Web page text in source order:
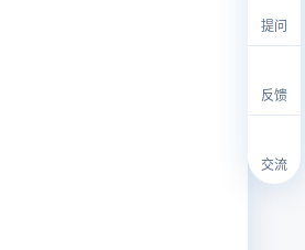
提问
反馈
交流